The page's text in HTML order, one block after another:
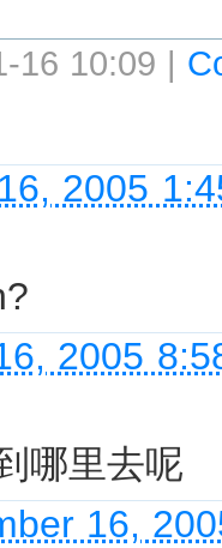
16 10:09 |
2005
2005
哪里去呢
16,